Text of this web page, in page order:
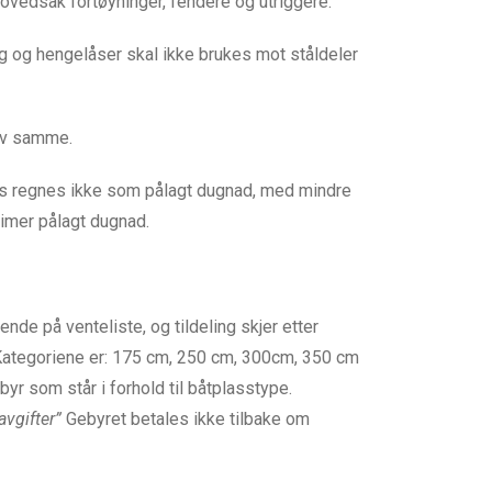
og hengelåser skal ikke brukes mot ståldeler
samme.
ikke som pålagt dugnad, med mindre
pålagt dugnad.
på venteliste, og tildeling skjer etter
er: 175 cm, 250 cm, 300cm, 350 cm
som står i forhold til båtplasstype.
Gebyret betales ikke tilbake om